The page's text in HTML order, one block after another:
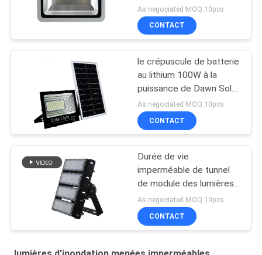
de la couleur 150W a
mené des appareils
d'éclairage d'inondation
As negociated MOQ:10pcs
CONTACT
le crépuscule de batterie
au lithium 100W à la
puissance de Dawn Solar
Motion Sensor High a
mené la lumière
d'inondation
As negociated MOQ:10pcs
CONTACT
Durée de vie
imperméable de tunnel
de module des lumières
d'inondation du stade
LED 200W 80000 heures
As negociated MOQ:10pcs
CONTACT